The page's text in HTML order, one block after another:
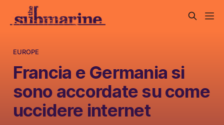
EUROPE
Francia e Germania si
sono accordate su come
uccidere internet